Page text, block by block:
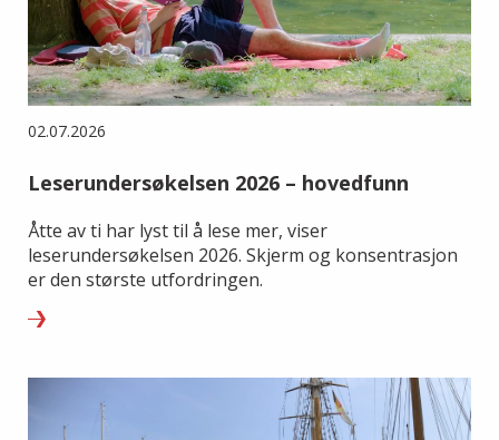
02.07.2026
Leserundersøkelsen 2026 – hovedfunn
Åtte av ti har lyst til å lese mer, viser
leserundersøkelsen 2026. Skjerm og konsentrasjon
er den største utfordringen.